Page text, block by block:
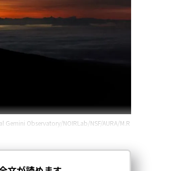
Observatory/NOIRLab/NSF/AURA/M.R